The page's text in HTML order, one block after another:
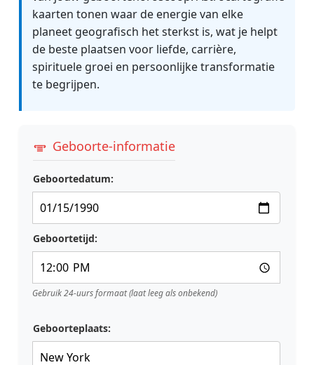
kaarten tonen waar de energie van elke
planeet geografisch het sterkst is, wat je helpt
de beste plaatsen voor liefde, carrière,
spirituele groei en persoonlijke transformatie
te begrijpen.
Geboorte-informatie
Geboortedatum:
Geboortetijd:
Gebruik 24-uurs formaat (laat leeg als onbekend)
Geboorteplaats: